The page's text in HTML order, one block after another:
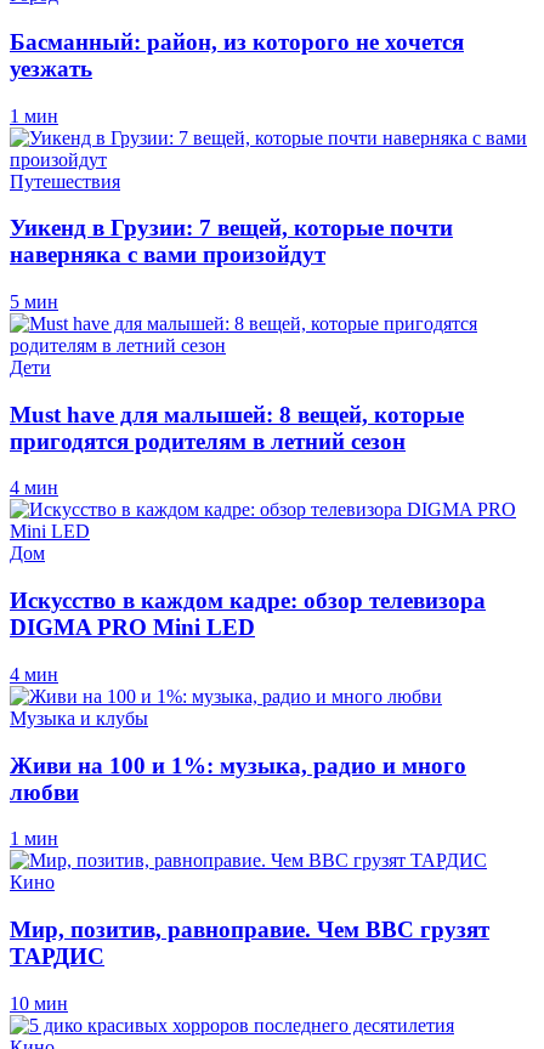
Басманный: район, из которого не хочется
уезжать
1 мин
Путешествия
Уикенд в Грузии: 7 вещей, которые почти
наверняка с вами произойдут
5 мин
Дети
Must have для малышей: 8 вещей, которые
пригодятся родителям в летний сезон
4 мин
Дом
Искусство в каждом кадре: обзор телевизора
DIGMA PRO Mini LED
4 мин
Музыка и клубы
Живи на 100 и 1%: музыка, радио и много
любви
1 мин
Кино
Мир, позитив, равноправие. Чем ВВС грузят
ТАРДИС
10 мин